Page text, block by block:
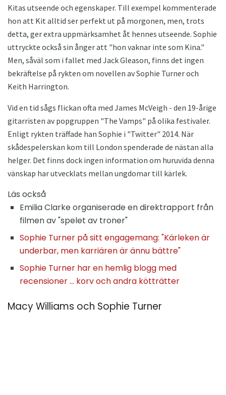
Kitas utseende och egenskaper. Till exempel kommenterade
hon att Kit alltid ser perfekt ut på morgonen, men, trots
detta, ger extra uppmärksamhet åt hennes utseende. Sophie
uttryckte också sin ånger att "hon vaknar inte som Kina."
Men, såväl som i fallet med Jack Gleason, finns det ingen
bekräftelse på rykten om novellen av Sophie Turner och
Keith Harrington.
Vid en tid sågs flickan ofta med James McVeigh - den 19-årige
gitarristen av popgruppen "The Vamps" på olika festivaler.
Enligt rykten träffade han Sophie i "Twitter" 2014. När
skådespelerskan kom till London spenderade de nästan alla
helger. Det finns dock ingen information om huruvida denna
vänskap har utvecklats mellan ungdomar till kärlek.
Läs också
Emilia Clarke organiserade en direktrapport från
filmen av "spelet av troner"
Sophie Turner på sitt engagemang: "Kärleken är
underbar, men karriären är ännu bättre"
Sophie Turner har en hemlig blogg med
recensioner ... korv och andra kötträtter
Macy Williams och Sophie Turner